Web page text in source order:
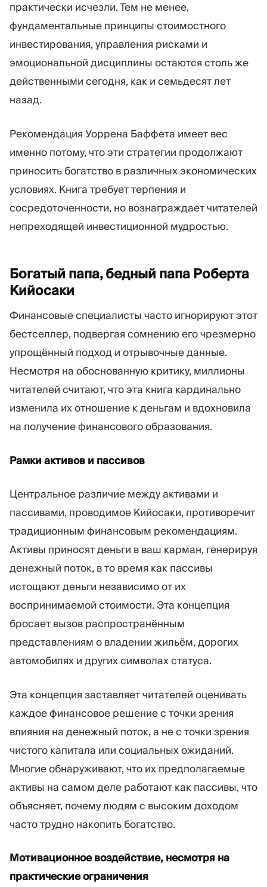
практически исчезли. Тем не менее,
фундаментальные принципы стоимостного
инвестирования, управления рисками и
эмоциональной дисциплины остаются столь же
действенными сегодня, как и семьдесят лет
назад.
Рекомендация Уоррена Баффета имеет вес
именно потому, что эти стратегии продолжают
приносить богатство в различных экономических
условиях. Книга требует терпения и
сосредоточенности, но вознаграждает читателей
непреходящей инвестиционной мудростью.
Богатый папа, бедный папа Роберта
Кийосаки
Финансовые специалисты часто игнорируют этот
бестселлер, подвергая сомнению его чрезмерно
упрощённый подход и отрывочные данные.
Несмотря на обоснованную критику, миллионы
читателей считают, что эта книга кардинально
изменила их отношение к деньгам и вдохновила
на получение финансового образования.
Рамки активов и пассивов
Центральное различие между активами и
пассивами, проводимое Кийосаки, противоречит
традиционным финансовым рекомендациям.
Активы приносят деньги в ваш карман, генерируя
денежный поток, в то время как пассивы
истощают деньги независимо от их
воспринимаемой стоимости. Эта концепция
бросает вызов распространённым
представлениям о владении жильём, дорогих
автомобилях и других символах статуса.
Эта концепция заставляет читателей оценивать
каждое финансовое решение с точки зрения
влияния на денежный поток, а не с точки зрения
чистого капитала или социальных ожиданий.
Многие обнаруживают, что их предполагаемые
активы на самом деле работают как пассивы, что
объясняет, почему людям с высоким доходом
часто трудно накопить богатство.
Мотивационное воздействие, несмотря на
практические ограничения